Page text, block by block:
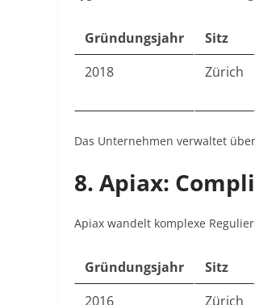
Gründungsjahr Sitz
2018
Zürich
Das Unternehmen verwaltet
8. Apiax:
Apiax wandelt komplexe
Gründungsjahr Sitz
2016
Zürich